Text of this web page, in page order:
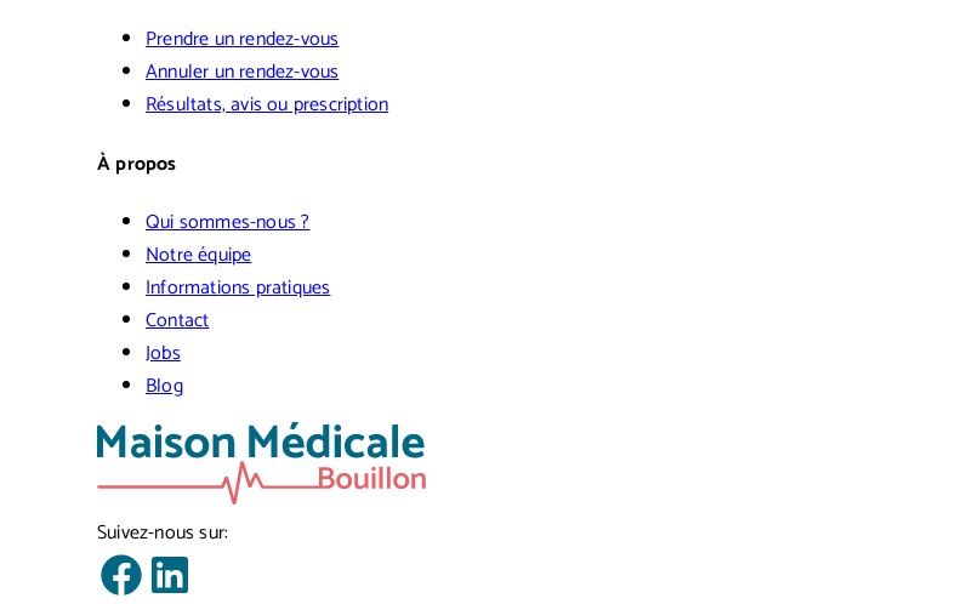
Prendre un rendez-vous
Annuler un rendez-vous
Résultats, avis ou prescription
À propos
Qui sommes-nous ?
Notre équipe
Informations pratiques
Contact
Jobs
Blog
Suivez-nous sur: